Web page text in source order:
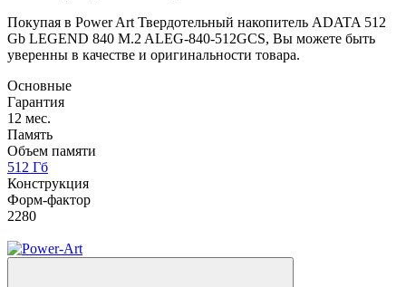
Покупая в Power Art Твердотельный накопитель ADATA 512
Gb LEGEND 840 M.2 ALEG-840-512GCS, Вы можете быть
уверенны в качестве и оригинальности товара.
Основные
Гарантия
12 мес.
Память
Объем памяти
512 Гб
Конструкция
Форм-фактор
2280